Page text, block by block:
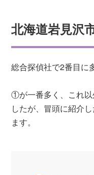
北海道岩見沢
総合探偵社で2番目に
①が一番多く、これ以
したが、冒頭に紹介
ます。